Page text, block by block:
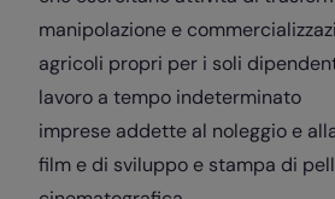
manipolazione e
agricoli propri per i soli
lavoro a tempo indeterminato
imprese addette al noleggio e
film e di sviluppo e stampa di